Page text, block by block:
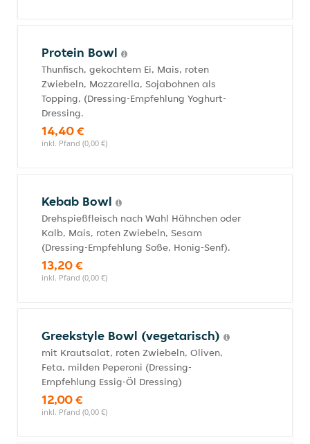
Protein Bowl
Thunfisch, gekochtem Ei, Mais, roten
Zwiebeln, Mozzarella, Sojabohnen als
Topping, (Dressing-Empfehlung Yoghurt-
Dressing.
14,40 €
inkl. Pfand (0,00 €)
Kebab Bowl
Drehspießfleisch nach Wahl Hähnchen oder
Kalb, Mais, roten Zwiebeln, Sesam
(Dressing-Empfehlung Soße, Honig-Senf).
13,20 €
inkl. Pfand (0,00 €)
Greekstyle Bowl (vegetarisch)
mit Krautsalat, roten Zwiebeln, Oliven,
Feta, milden Peperoni (Dressing-
Empfehlung Essig-Öl Dressing)
12,00 €
inkl. Pfand (0,00 €)